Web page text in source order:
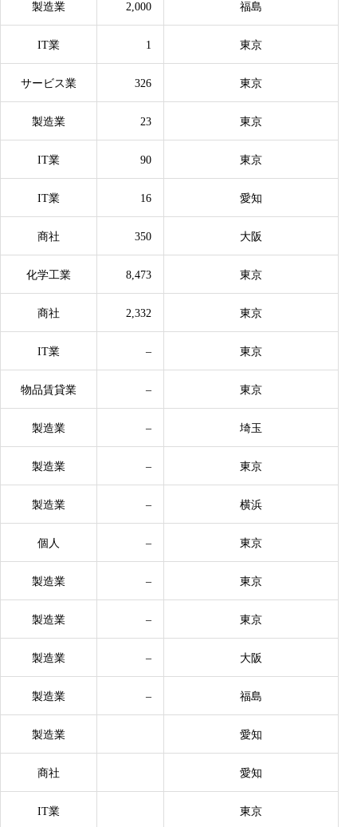
製造業 2,000 福島
IT業 1 東京
サービス業 326 東京
製造業 23 東京
IT業 90 東京
IT業 16 愛知
商社 350 大阪
化学工業 8,473 東京
商社 2,332 東京
IT業 – 東京
物品賃貸業 – 東京
製造業 – 埼玉
製造業 – 東京
製造業 – 横浜
個人 – 東京
製造業 – 東京
製造業 – 東京
製造業 – 大阪
製造業 – 福島
製造業 愛知
商社 愛知
IT業 東京